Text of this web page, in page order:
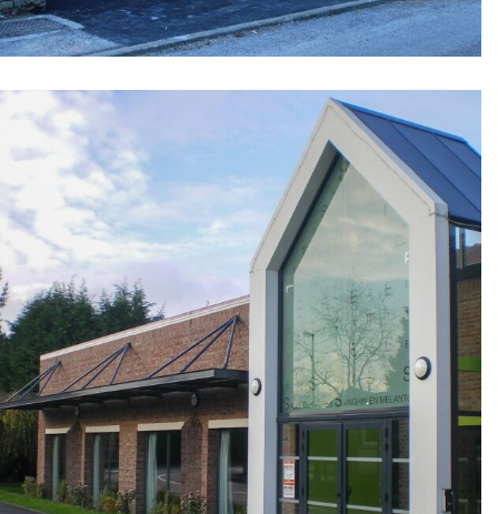
Halle Communale / Restaurant / Gîtes
– Dourlers